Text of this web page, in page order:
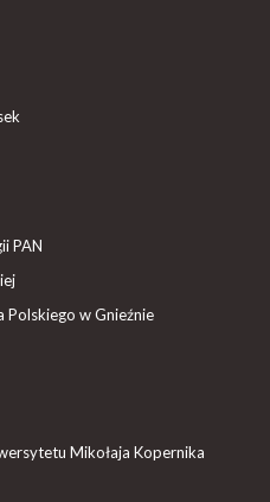
PAN
Polskiego w Gnieźnie
Mikołaja Kopernika